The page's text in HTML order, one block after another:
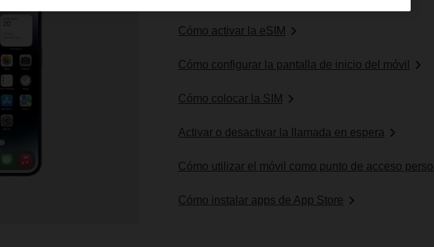
Cómo activar la eSIM
Cómo configurar la pantalla de inicio del móvil
Cómo colocar la SIM
Activar o desactivar la llamada en espera
Cómo utilizar el móvil como punto de acceso
Cómo instalar apps de App Store